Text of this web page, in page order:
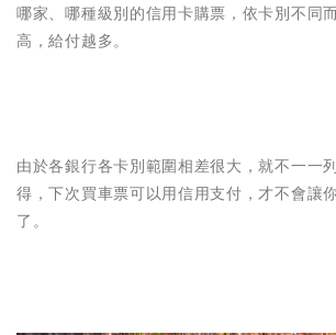
哪家、哪種級別的信用卡購票，依卡別不同
高，給付越多。
由於各銀行各卡別範圍相差很大，就不一一
得，下次買車票可以用信用支付，才不會讓
了。